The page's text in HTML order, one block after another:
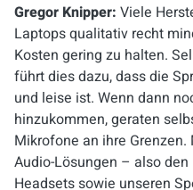
Gregor Knipper: Viele
Laptops qualitativ recht
Kosten gering zu halten.
führt dies dazu, dass die
und leise ist. Wenn dann
hinzukommen, geraten
Mikrofone an ihre
Audio-Lösungen – also den
Headsets sowie unseren